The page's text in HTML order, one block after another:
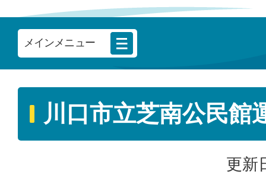
メインメニュー
川口市立芝南公民館
更新